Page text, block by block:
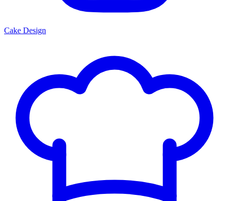
Cake Design